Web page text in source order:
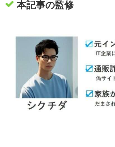
本記事の監修